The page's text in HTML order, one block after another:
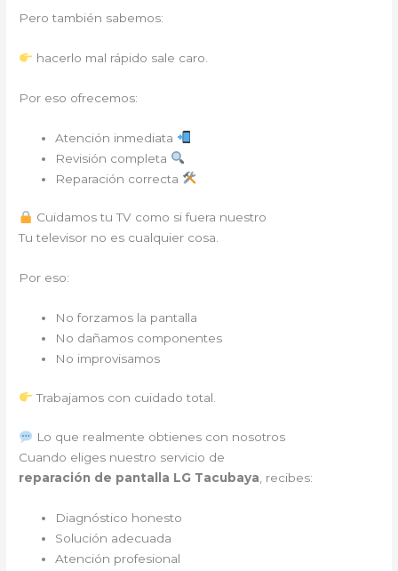
Pero también sabemos:
hacerlo mal rápido sale caro.
Por eso ofrecemos:
Atención inmediata
Revisión completa
Reparación correcta
Cuidamos tu TV como si fuera nuestro
Tu televisor no es cualquier cosa.
Por eso:
No forzamos la pantalla
No dañamos componentes
No improvisamos
Trabajamos con cuidado total.
Lo que realmente obtienes con nosotros
Cuando eliges nuestro servicio de
reparación de pantalla LG Tacubaya, recibes:
Diagnóstico honesto
Solución adecuada
Atención profesional